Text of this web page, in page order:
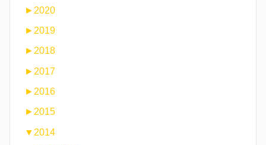
► 2020
► 2019
► 2018
► 2017
► 2016
►2015
▼ 2014